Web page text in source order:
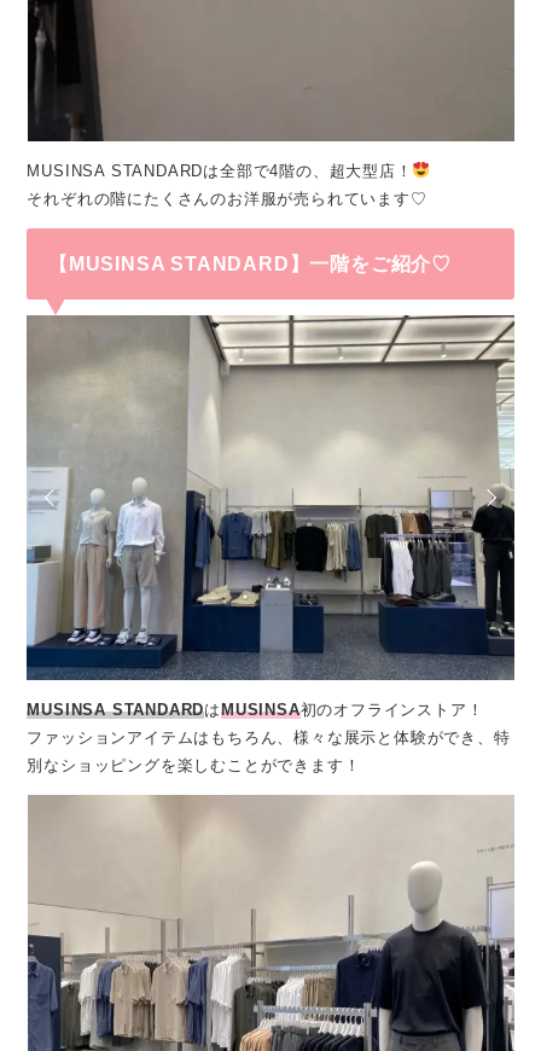
MUSINSA STANDARDは全部で4階の、超大型店！
それぞれの階にたくさんのお洋服が売られています♡
【MUSINSA STANDARD】一階をご紹介♡
MUSINSA STANDARDはMUSINSA初のオフラインストア！
ファッションアイテムはもちろん、様々な展示と体験ができ、特
別なショッピングを楽しむことができます！